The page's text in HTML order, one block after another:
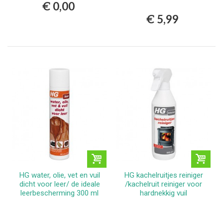
€ 0,00
€ 5,99
HG water, olie, vet en vuil
dicht voor leer/ de ideale
leerbescherming 300 ml
HG kachelruitjes reiniger
/kachelruit reiniger voor
hardnekkig vuil